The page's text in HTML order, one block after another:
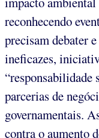
reconhecendo
precisam debater
ineficazes,
parcerias de
governamentais.
contra o aumento